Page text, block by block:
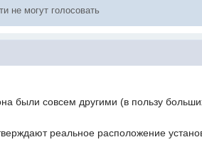
не могут голосовать
были совсем другими (в пользу
реальное расположение